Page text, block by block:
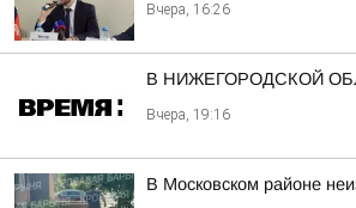
Вчера, 16:26
В НИЖЕГОРОДСКОЙ
Вчера, 19:16
В Московском районе